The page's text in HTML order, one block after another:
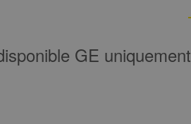
GE uniquement